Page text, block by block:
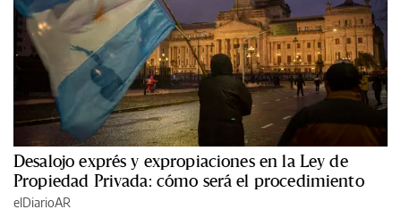
Desalojo exprés y expropiaciones en la Ley de
Propiedad Privada: cómo será el procedimiento
elDiarioAR